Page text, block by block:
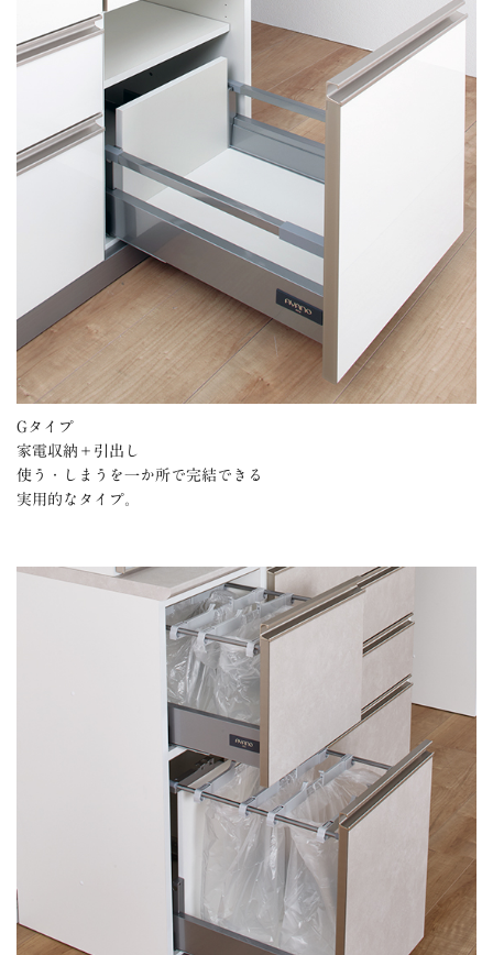
Gタイプ
家電収納＋引出し
使う・しまうを一か所で完結できる
実用的なタイプ。